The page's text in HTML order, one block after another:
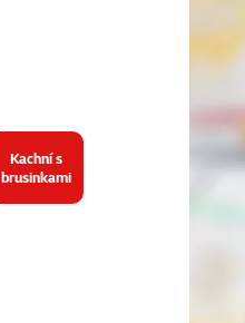
Kachní s
brusinkami